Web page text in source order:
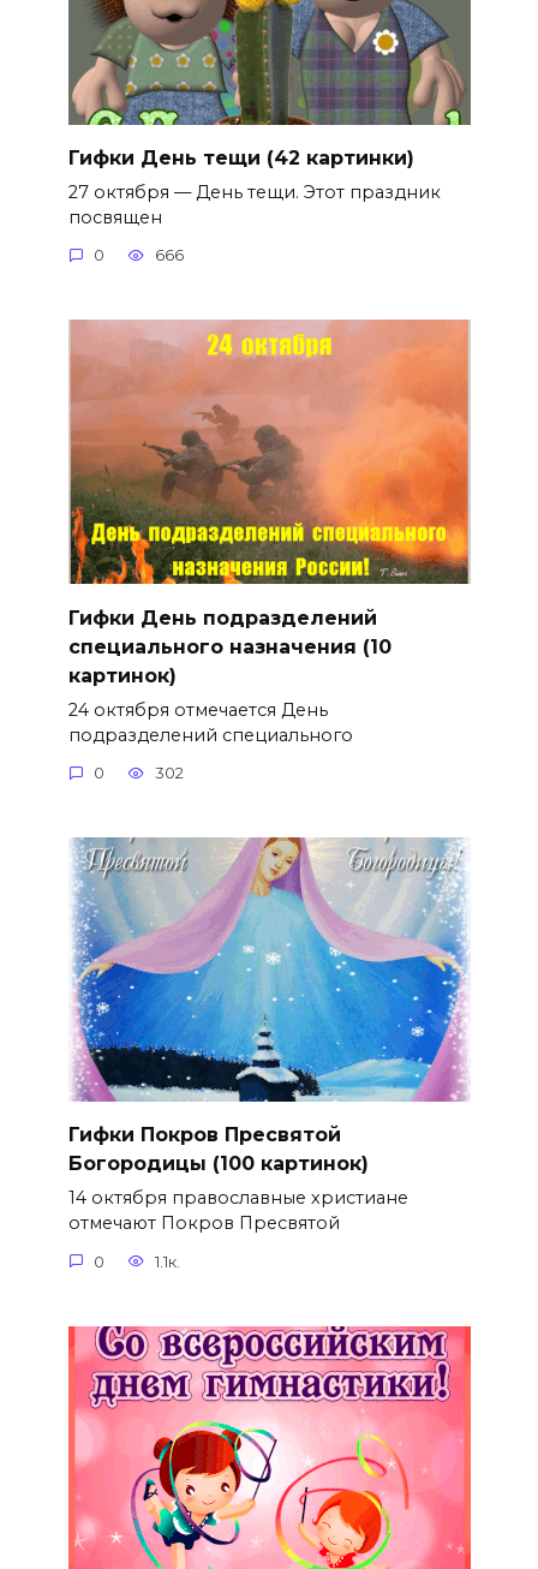
Гифки День тещи (42 картинки)
27 октября — День тещи. Этот праздник
посвящен
0 666
Гифки День подразделений
специального назначения (10
картинок)
24 октября отмечается День
подразделений специального
0 302
Гифки Покров Пресвятой
Богородицы (100 картинок)
14 октября православные христиане
отмечают Покров Пресвятой
0 1.1к.